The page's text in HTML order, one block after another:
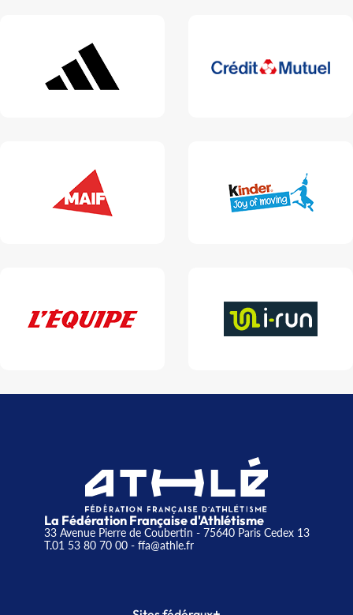
La Fédération Française d'Athlétisme
33 Avenue Pierre de Coubertin - 75640 Paris Cedex 13
T.01 53 80 70 00- ffa@athle.fr